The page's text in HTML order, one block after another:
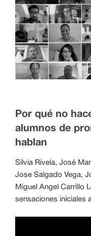
Por qué no
alumnos de
hablan
Silvia Rivela, José
Jose Salgado Vega,
Miguel Angel Carrillo
sensaciones iniciales